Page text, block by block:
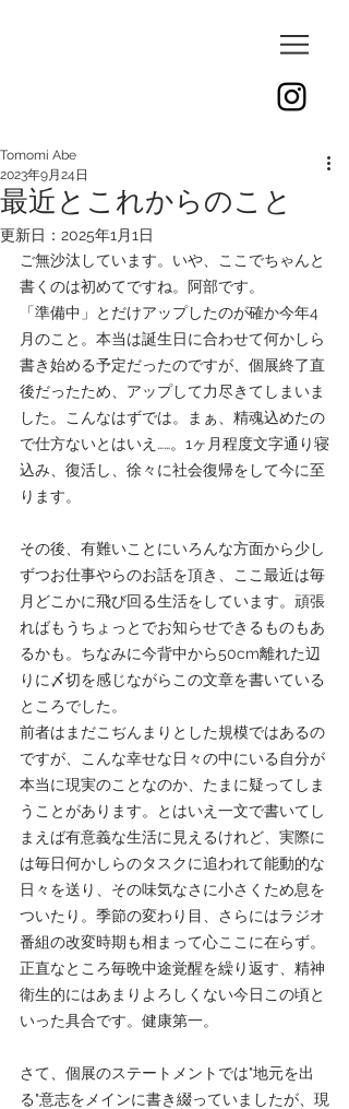
最近とこれからのこと
Tomomi Abe
2023年9月24日
更新日： 2025年1月1日
ご無沙汰しています。いや、ここでちゃんと
書くのは初めてですね。阿部です。
「準備中」とだけアップしたのが確か今年4
月のこと。本当は誕生日に合わせて何かしら
書き始める予定だったのですが、個展終了直
後だったため、アップして力尽きてしまいま
した。こんなはずでは。まぁ、精魂込めたの
で仕方ないとはいえ……。1ヶ月程度文字通り寝
込み、復活し、徐々に社会復帰をして今に至
ります。
その後、有難いことにいろんな方面から少し
ずつお仕事やらのお話を頂き、ここ最近は毎
月どこかに飛び回る生活をしています。頑張
ればもうちょっとでお知らせできるものもあ
るかも。ちなみに今背中から50cm離れた辺
りに〆切を感じながらこの文章を書いている
ところでした。
前者はまだこぢんまりとした規模ではあるの
ですが、こんな幸せな日々の中にいる自分が
本当に現実のことなのか、たまに疑ってしま
うことがあります。とはいえ一文で書いてし
まえば有意義な生活に見えるけれど、実際に
は毎日何かしらのタスクに追われて能動的な
日々を送り、その味気なさに小さくため息を
ついたり。季節の変わり目、さらにはラジオ
番組の改変時期も相まって心ここに在らず。
正直なところ毎晩中途覚醒を繰り返す、精神
衛生的にはあまりよろしくない今日この頃と
いった具合です。健康第一。
さて、個展のステートメントでは"地元を出
る"意志をメインに書き綴っていましたが、現